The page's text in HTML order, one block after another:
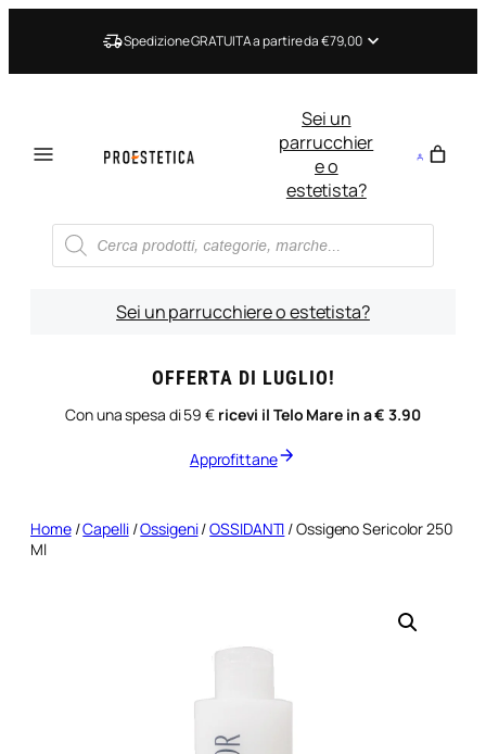
Spedizione GRATUITA a partire da €79,00
Sei un
parrucchier
e o
estetista?
Ricerca
prodotti
Sei un parrucchiere o estetista?
OFFERTA DI LUGLIO!
Con una spesa di 59 € ricevi il Telo Mare in a € 3.90
Approfittane
Home/Capelli/Ossigeni/OSSIDANTI / Ossigeno Sericolor 250
Ml